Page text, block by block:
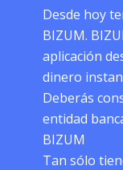
Desde hoy
BIZUM.
aplicación
dinero
Deberás
entidad
BIZUM
Tan sólo